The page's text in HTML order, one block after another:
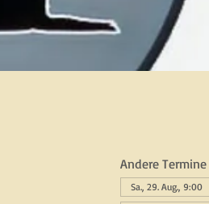
Andere Termine
Sa., 29. Aug., 9:00